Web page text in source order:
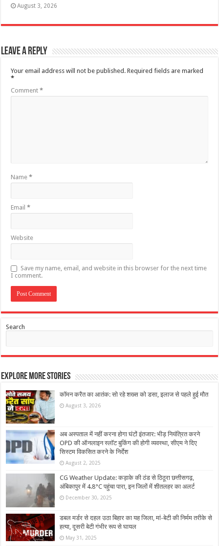
August 3, 2026
Leave a Reply
Your email address will not be published. Required fields are marked
*
Comment*
Name*
Email*
Website
Save my name, email, and website in this browser for the next time
I comment.
Search
Explore More Stories
कॉमन करैत का आतंक: सो रहे शख्स को डसा, इलाज से पहले हुई मौत
August 3, 2026
अब अस्पताल में नहीं करना होगा घंटों इंतजार: भीड़ नियंत्रित करने
OPD की ऑनलाइन स्लॉट बुकिंग की होगी व्यवस्था, सीएम ने दिए
सिस्टम विकसित करने के निर्देश
August 2, 2025
CG Weather Update: कड़ाके की ठंड से ठिठूरा छत्तीसगढ़,
अंबिकापुर में 4.8°C पहुंचा पारा, इन जिलों में शीतलहर का अलर्ट
December 30, 2025
डबल मर्डर से दहल उठा बिहार का यह जिला, मां-बेटी की निर्मम तरीके से
हत्या, दूसरी बेटी गंभीर रूप से घायल
May 31, 2025